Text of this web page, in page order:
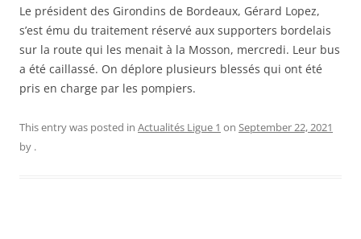
Le président des Girondins de Bordeaux, Gérard Lopez,
s’est ému du traitement réservé aux supporters bordelais
sur la route qui les menait à la Mosson, mercredi. Leur bus
a été caillassé. On déplore plusieurs blessés qui ont été
pris en charge par les pompiers.
This entry was posted in Actualités Ligue 1 on September 22, 2021
by .